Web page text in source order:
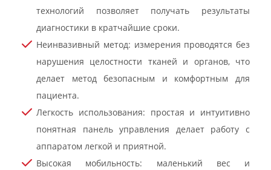
технологий позволяет получать результаты
диагностики в кратчайшие сроки.
Неинвазивный метод: измерения проводятся без
нарушения целостности тканей и органов, что
делает метод безопасным и комфортным для
пациента.
Легкость использования: простая и интуитивно
понятная панель управления делает работу с
аппаратом легкой и приятной.
Высокая мобильность: маленький вес и